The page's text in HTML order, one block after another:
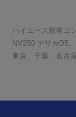
ハイエース新車コ
NV350 デリカD5
東京、千葉、名古